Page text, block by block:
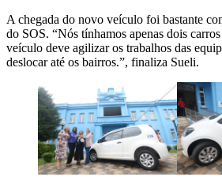
A chegada do novo veículo foi bastante
do SOS. “Nós tínhamos apenas dois
veículo deve agilizar os trabalhos das
deslocar até os bairros.”, finaliza Sueli.